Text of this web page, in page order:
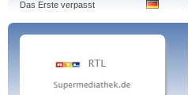
Das Erste verpasst